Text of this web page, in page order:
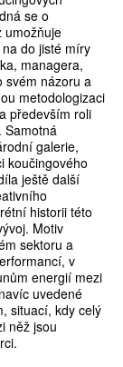
se o
umožňuje
do jisté míry
managera,
svém názoru a
metodologizaci
především roli
Samotná
galerie,
koučingového
ještě další
historii této
Motiv
sektoru a
v
energií mezi
uvedené
situací, kdy celý
něž jsou